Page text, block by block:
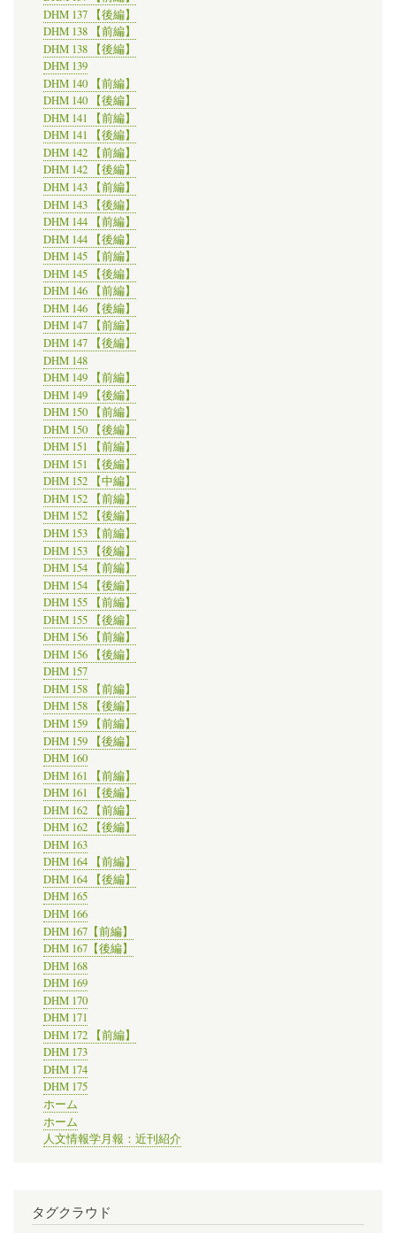
DHM 137 【後編】
DHM 138 【前編】
DHM 138 【後編】
DHM 139
DHM 140 【前編】
DHM 140 【後編】
DHM 141 【前編】
DHM 141 【後編】
DHM 142 【前編】
DHM 142 【後編】
DHM 143 【前編】
DHM 143 【後編】
DHM 144 【前編】
DHM 144 【後編】
DHM 145 【前編】
DHM 145 【後編】
DHM 146 【前編】
DHM 146 【後編】
DHM 147 【前編】
DHM 147 【後編】
DHM 148
DHM 149 【前編】
DHM 149 【後編】
DHM 150 【前編】
DHM 150 【後編】
DHM 151 【前編】
DHM 151 【後編】
DHM 152 【中編】
DHM 152 【前編】
DHM 152 【後編】
DHM 153 【前編】
DHM 153 【後編】
DHM 154 【前編】
DHM 154 【後編】
DHM 155 【前編】
DHM 155 【後編】
DHM 156 【前編】
DHM 156 【後編】
DHM 157
DHM 158 【前編】
DHM 158 【後編】
DHM 159 【前編】
DHM 159 【後編】
DHM 160
DHM 161 【前編】
DHM 161 【後編】
DHM 162 【前編】
DHM 162 【後編】
DHM 163
DHM 164 【前編】
DHM 164 【後編】
DHM 165
DHM 166
DHM 167【前編】
DHM 167【後編】
DHM 168
DHM 169
DHM 170
DHM 171
DHM 172 【前編】
DHM 173
DHM 174
DHM 175
ホーム
ホーム
人文情報学月報：近刊紹介
タグクラウド